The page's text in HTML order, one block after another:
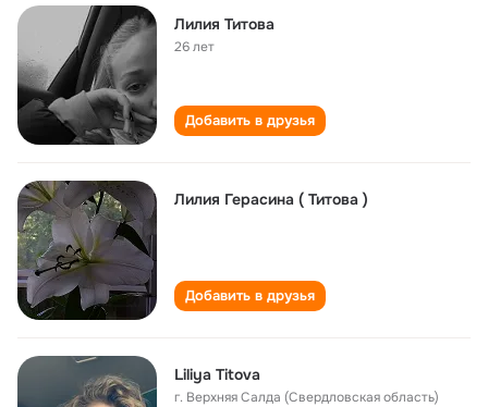
Лилия Титова
26 лет
Добавить в друзья
Лилия Герасина ( Титова )
Добавить в друзья
Liliya Titova
г. Верхняя Салда (Свердловская область)